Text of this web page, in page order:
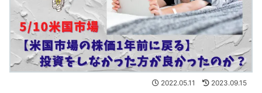
2022.05.11 2023.09.15